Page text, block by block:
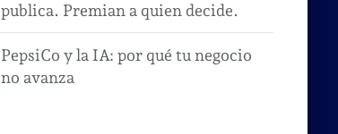
publica. Premian a quien decide.
PepsiCo y la IA: por qué tu negocio
no avanza